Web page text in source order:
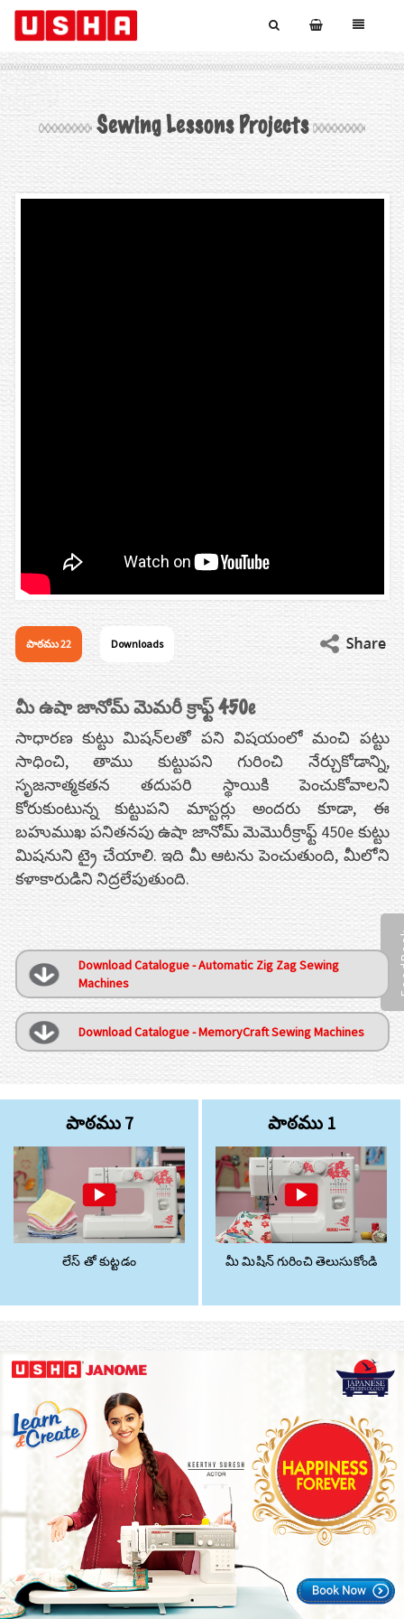
Sewing Lessons Projects
పాఠము 22 Downloads
మీ ఉషా జానోమ్ మెమరీ క్రాఫ్ట్ 450e
సాధారణ కుట్టు మిషన్‌లతో పని విషయంలో మంచి పట్టు
సాధించి, తాము కుట్టుపని గురించి నేర్చుకోడాన్ని,
సృజనాత్మకతన తదుపరి స్థాయికి పెంచుకోవాలని
కోరుకుంటున్న కుట్టుపని మాస్టర్లు అందరు కూడా, ఈ
బహుముఖ పనితనపు ఉషా జానోమ్ మెమొరీక్రాఫ్ట్ 450e కుట్టు
మిషనుని ట్రై చేయాలి. ఇది మీ ఆటను పెంచుతుంది, మీలోని
కళాకారుడిని నిద్రలేపుతుంది.
Download Catalogue - Automatic Zig Zag Sewing
Machines
Download Catalogue - MemoryCraft Sewing Machines
పాఠము 7
లేస్ తో కుట్టడం
పాఠము 1
మీ మిషిన్ గురించి తెలుసుకోండి